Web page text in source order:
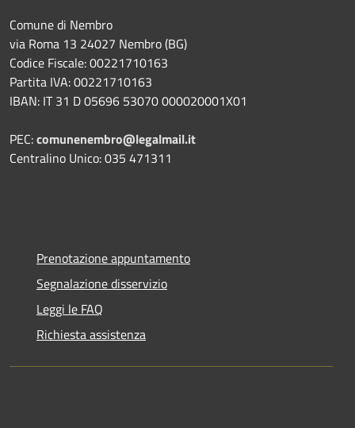
Comune di Nembro
via Roma 13 24027 Nembro (BG)
Codice Fiscale: 00221710163
Partita IVA: 00221710163
IBAN: IT 31 D 05696 53070 000020001X01
PEC:comunenembro@legalmail.it
Centralino Unico: 035 471311
Prenotazione appuntamento
Segnalazione disservizio
Leggi le FAQ
Richiesta assistenza